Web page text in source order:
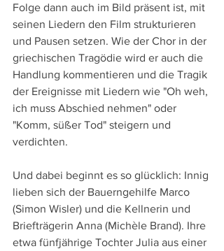
Folge dann auch im Bild präsent ist, mit
seinen Liedern den Film strukturieren
und Pausen setzen. Wie der Chor in der
griechischen Tragödie wird er auch die
Handlung kommentieren und die Tragik
der Ereignisse mit Liedern wie "Oh weh,
ich muss Abschied nehmen" oder
"Komm, süßer Tod" steigern und
verdichten.
Und dabei beginnt es so glücklich: Innig
lieben sich der Bauerngehilfe Marco
(Simon Wisler) und die Kellnerin und
Briefträgerin Anna (Michèle Brand). Ihre
etwa fünfjährige Tochter Julia aus einer